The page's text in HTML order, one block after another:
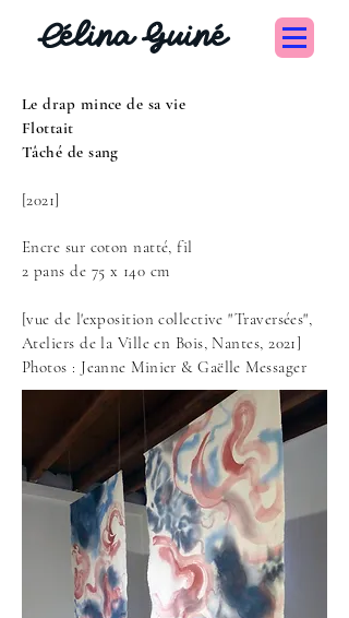
Célina Guiné
Le drap mince de sa vie
Flottait
Tâché de sang
[2021]
Encre sur coton natté, fil
2 pans de 75 x 140 cm
[vue de l'exposition collective "Traversées",
Ateliers de la Ville en Bois, Nantes, 2021]
Photos : Jeanne Minier & Gaëlle Messager